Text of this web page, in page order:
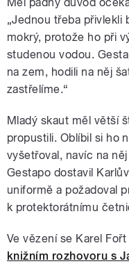
Měl pádný důvod
„Jednou třeba přivlekli
mokrý, protože ho při
studenou vodou.
na zem, hodili na něj
zastřelíme.“
Mladý skaut měl větší
propustili. Oblíbil si ho
vyšetřoval, navíc na
Gestapo dostavil
uniformě a požadoval
k protektorátnímu
Ve vězení se Karel
knižním rozhovoru s